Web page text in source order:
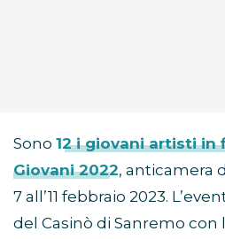
Sono 12 i giovani artisti in
Giovani 2022, anticamera
7 all’11 febbraio 2023.
del Casinò di Sanremo con